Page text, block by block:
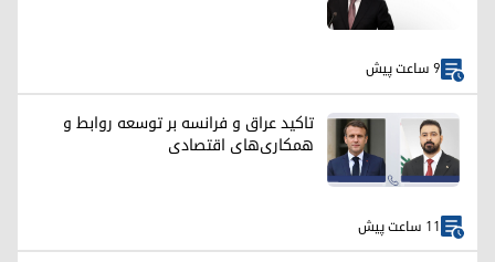
9 ساعت پیش
تاکید عراق و فرانسه بر توسعه روابط و
همکاری‌های اقتصادی
11 ساعت پیش